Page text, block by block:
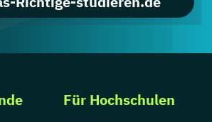
Für Hochschulen